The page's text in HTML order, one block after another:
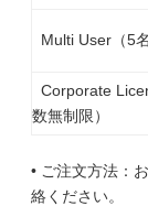
Multi User（5
Corporate
数無制限）
• ご注文方法：
絡ください。